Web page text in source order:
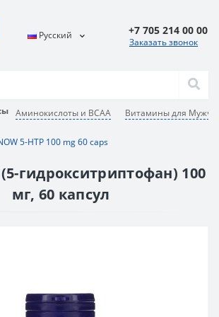
Аминокислоты и BCAA Витамины для
Русский +7 705 214 00 00
Заказать звонок
5-HTP 100 mg 60 caps
(5-гидрокситриптофан) 100
мг, 60 капсул